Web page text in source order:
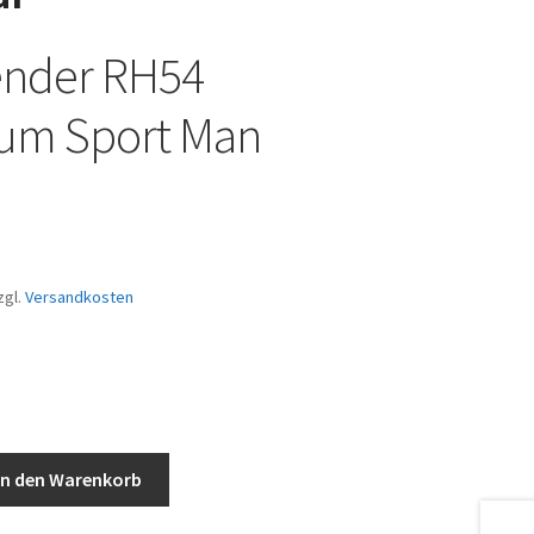
RH54
Sport Man
Versandkosten
den Warenkorb